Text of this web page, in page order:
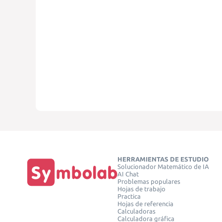
HERRAMIENTAS DE ESTUDIO
Solucionador Matemático de IA
AI Chat
Problemas populares
Hojas de trabajo
Practica
Hojas de referencia
Calculadoras
Calculadora gráfica